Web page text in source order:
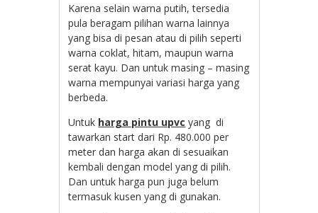
Karena selain warna putih, tersedia
pula beragam pilihan warna lainnya
yang bisa di pesan atau di pilih seperti
warna coklat, hitam, maupun warna
serat kayu. Dan untuk masing – masing
warna mempunyai variasi harga yang
berbeda.
Untuk harga pintu upvc yang di
tawarkan start dari Rp. 480.000 per
meter dan harga akan di sesuaikan
kembali dengan model yang di pilih.
Dan untuk harga pun juga belum
termasuk kusen yang di gunakan.